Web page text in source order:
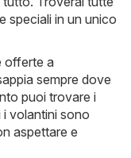
speciali in un unico
offerte a
sempre dove
puoi trovare i
volantini sono
aspettare e